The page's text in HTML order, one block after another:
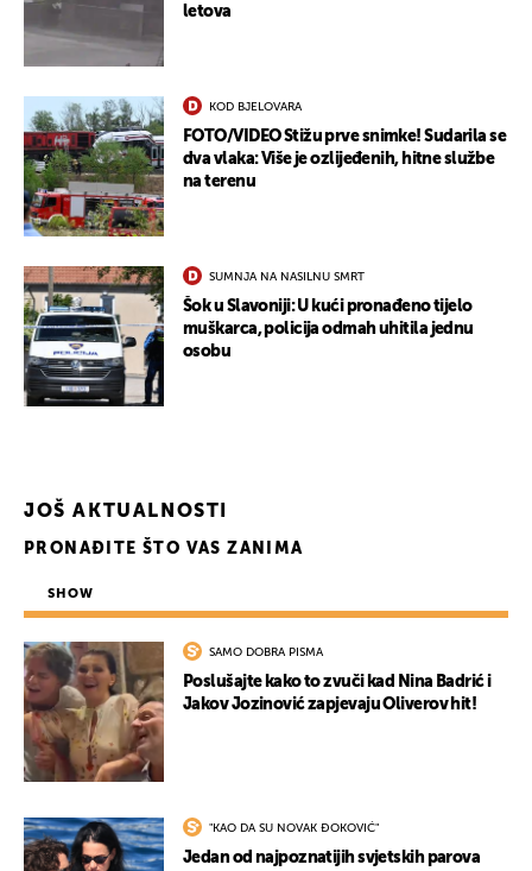
letova
KOD BJELOVARA
FOTO/VIDEO Stižu prve snimke! Sudarila se
dva vlaka: Više je ozlijeđenih, hitne službe
na terenu
SUMNJA NA NASILNU SMRT
Šok u Slavoniji: U kući pronađeno tijelo
muškarca, policija odmah uhitila jednu
osobu
JOŠ AKTUALNOSTI
PRONAĐITE ŠTO VAS ZANIMA
SHOW
SAMO DOBRA PISMA
Poslušajte kako to zvuči kad Nina Badrić i
Jakov Jozinović zapjevaju Oliverov hit!
"KAO DA SU NOVAK ĐOKOVIĆ"
Jedan od najpoznatijih svjetskih parova
UKLJUČITE NOTIFIKACIJE